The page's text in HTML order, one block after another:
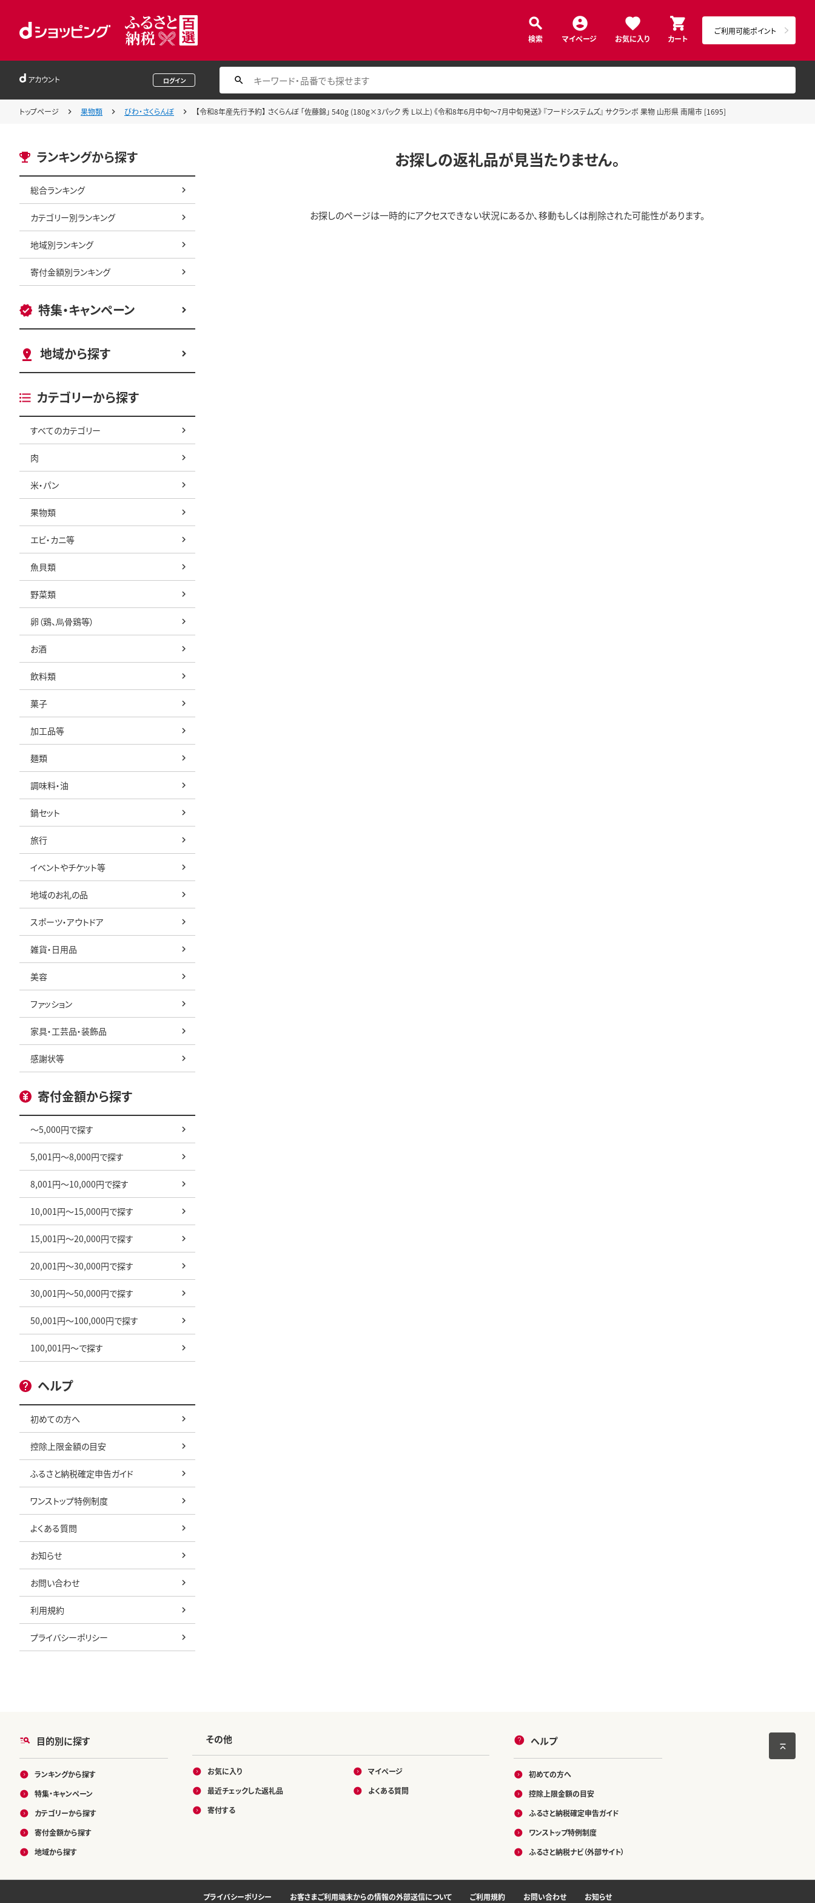
検索 マイページ お気に入り カート
ご利用可能ポイント
アカウント ログイン
トップページ 果物類 びわ・さくらんぼ 【令和8年産先行予約】 さくらんぼ 「佐藤錦」 540g (180g×3パック 秀 L以上) 《令和8年6月中旬～7月中旬発送》 『フードシステムズ』 サクランボ 果物 山形県 南陽市 [1695]
ランキングから探す
総合ランキング
カテゴリー別ランキング
地域別ランキング
寄付金額別ランキング
特集・キャンペーン
地域から探す
カテゴリーから探す
すべてのカテゴリー
肉
米・パン
果物類
エビ・カニ等
魚貝類
野菜類
卵（鶏、烏骨鶏等）
お酒
飲料類
菓子
加工品等
麺類
調味料・油
鍋セット
旅行
イベントやチケット等
地域のお礼の品
スポーツ・アウトドア
雑貨・日用品
美容
ファッション
家具・工芸品・装飾品
感謝状等
寄付金額から探す
～5,000円で探す
5,001円～8,000円で探す
8,001円～10,000円で探す
10,001円～15,000円で探す
15,001円～20,000円で探す
20,001円～30,000円で探す
30,001円～50,000円で探す
50,001円～100,000円で探す
100,001円～で探す
ヘルプ
初めての方へ
控除上限金額の目安
ふるさと納税確定申告ガイド
ワンストップ特例制度
よくある質問
お知らせ
お問い合わせ
利用規約
プライバシーポリシー
お探しの返礼品が見当たりません。
お探しのページは一時的にアクセスできない状況にあるか、移動もしくは削除された可能性があります。
目的別に探す
ランキングから探す
特集・キャンペーン
カテゴリーから探す
寄付金額から探す
地域から探す
その他
お気に入り
最近チェックした返礼品
寄付する
マイページ
よくある質問
ヘルプ
初めての方へ
控除上限金額の目安
ふるさと納税確定申告ガイド
ワンストップ特例制度
ふるさと納税ナビ（外部サイト）
プライバシーポリシー お客さまご利用端末からの情報の外部送信について ご利用規約 お問い合わせ お知らせ